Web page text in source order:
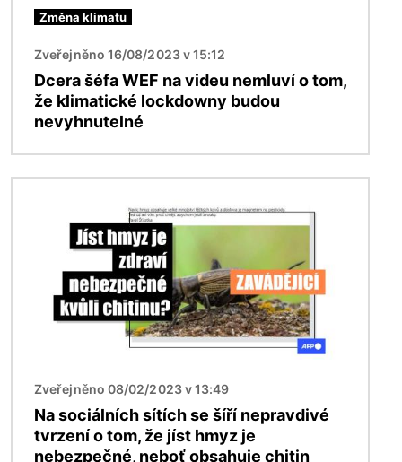
Změna klimatu
Zveřejněno 16/08/2023 v 15:12
Dcera šéfa WEF na videu nemluví o tom,
že klimatické lockdowny budou
nevyhnutelné
Zveřejněno 08/02/2023 v 13:49
Na sociálních sítích se šíří nepravdivé
tvrzení o tom, že jíst hmyz je
nebezpečné, neboť obsahuje chitin